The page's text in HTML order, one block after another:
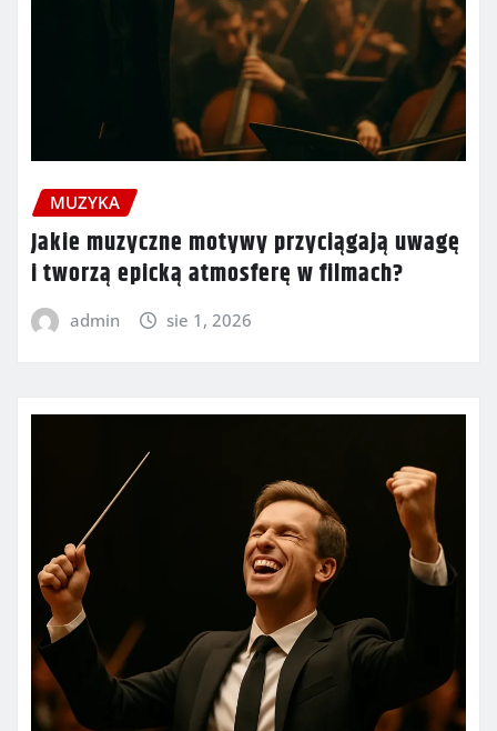
MUZYKA
Jakie muzyczne motywy przyciągają uwagę
i tworzą epicką atmosferę w filmach?
admin sie 1, 2026